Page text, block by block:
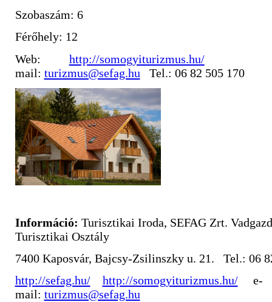
Szobaszám: 6
Férőhely: 12
Web: http://somogyiturizmus.hu/
mail: turizmus@sefag.hu Tel.: 06 82 505 170
Információ: Turisztikai Iroda, SEFAG Zrt.
Turisztikai Osztály
7400 Kaposvár, Bajcsy-Zsilinszky u. 21. Tel.: 06
http://sefag.hu/
http://somogyiturizmus.hu/e-
mail: turizmus@sefag.hu